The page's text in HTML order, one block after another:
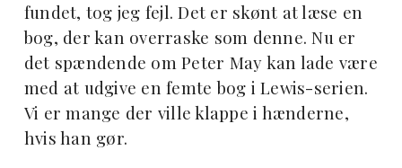
fundet, tog jeg fejl. Det er skønt at læse en
bog, der kan overraske som denne. Nu er
det spændende om Peter May kan lade være
med at udgive en femte bog i Lewis-serien.
Vi er mange der ville klappe i hænderne,
hvis han gør.